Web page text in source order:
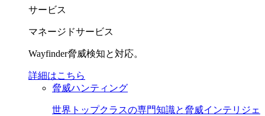
サービス
マネージドサービス
Wayfinder脅威検知と対応。
詳細はこちら
脅威ハンティング
世界トップクラスの専門知識と脅威インテリジェ